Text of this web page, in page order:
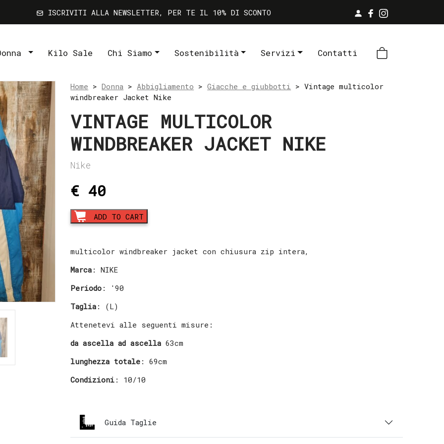
ISCRIVITI ALLA NEWSLETTER, PER TE IL 10% DI SCONTO
Kilo Sale Chi Siamo Sostenibilità Servizi Contatti
Home >Donna >Abbigliamento >Giacche e giubbotti > Vintage multicolor
windbreaker Jacket Nike
VINTAGE MULTICOLOR
WINDBREAKER JACKET NIKE
Nike
€ 40
Vintage
multicolor
Jacket
Nike
quantity
ADD TO CART
multicolor windbreaker jacket con chiusura zip intera,
Marca : NIKE
Periodo : '90
Taglia : (L)
Attenetevi alle seguenti misure:
da ascella ad ascella 63cm
lunghezza totale : 69cm
Condizioni : 10/10
Guida Taglie